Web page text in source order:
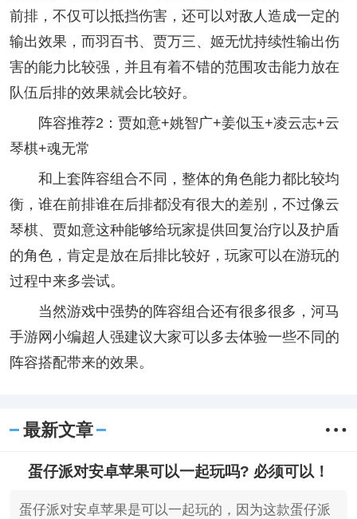
前排，不仅可以抵挡伤害，还可以对敌人造成一定的
输出效果，而羽百书、贾万三、姬无忧持续性输出伤
害的能力比较强，并且有着不错的范围攻击能力放在
队伍后排的效果就会比较好。
阵容推荐2：贾如意+姚智广+姜似玉+凌云志+云
琴棋+魂无常
和上套阵容组合不同，整体的角色能力都比较均
衡，谁在前排谁在后排都没有很大的差别，不过像云
琴棋、贾如意这种能够给玩家提供回复治疗以及护盾
的角色，肯定是放在后排比较好，玩家可以在游玩的
过程中来多尝试。
当然游戏中强势的阵容组合还有很多很多，河马
手游网小编超人强建议大家可以多去体验一些不同的
阵容搭配带来的效果。
最新文章
蛋仔派对安卓苹果可以一起玩吗? 必须可以！
蛋仔派对安卓苹果是可以一起玩的，因为这款蛋仔派